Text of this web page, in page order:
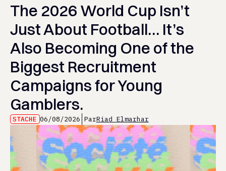
The 2026 World Cup Isn’t
Just About Football… It’s
Also Becoming One of the
Biggest Recruitment
Campaigns for Young
Gamblers.
STACHE 06/08/2026 ParRiad Elmarhar